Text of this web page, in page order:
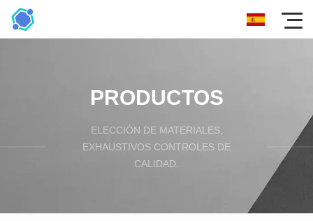
PRODUCTOS
ELECCIÓN DE MATERIALES,
EXHAUSTIVOS CONTROLES DE
CALIDAD.